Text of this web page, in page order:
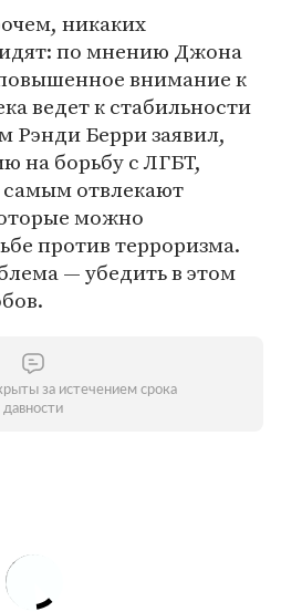
никаких
по мнению Джона
внимание к
ведет к стабильности
Рэнди Берри заявил,
на борьбу с ЛГБТ,
самым отвлекают
можно
против терроризма.
— убедить в этом
за истечением срока
давности